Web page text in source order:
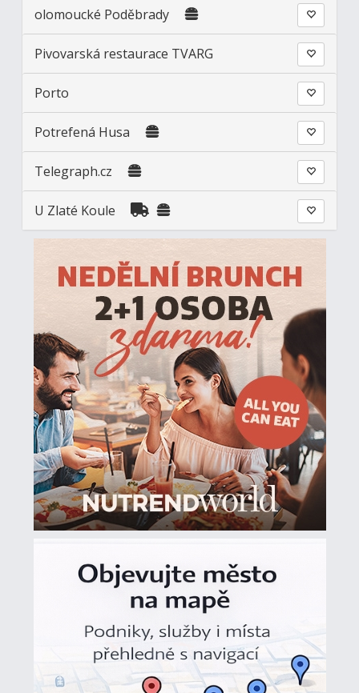
olomoucké Poděbrady
Pivovarská restaurace TVARG
Porto
Potrefená Husa
Telegraph.cz
U Zlaté Koule